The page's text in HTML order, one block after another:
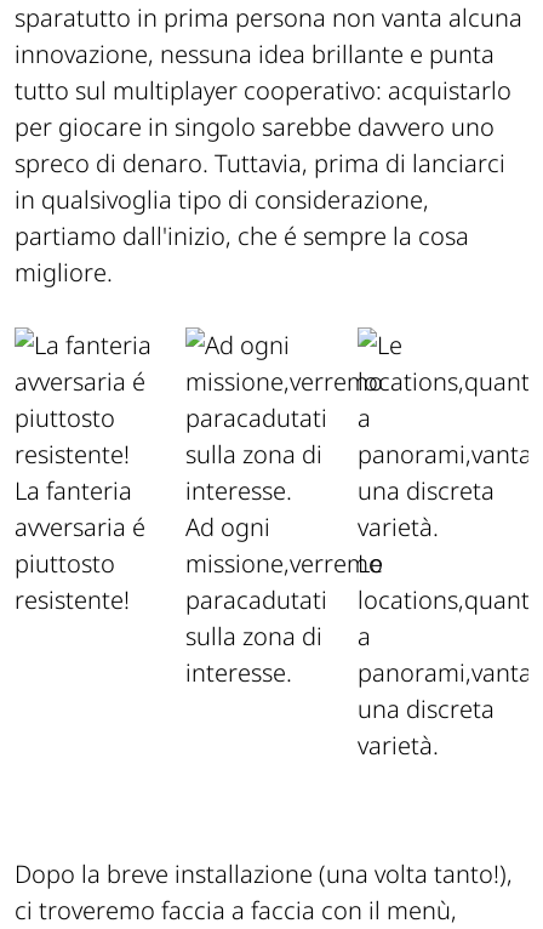
sparatutto in prima persona non vanta alcuna
innovazione, nessuna idea brillante e punta
tutto sul multiplayer cooperativo: acquistarlo
per giocare in singolo sarebbe davvero uno
spreco di denaro. Tuttavia, prima di lanciarci
in qualsivoglia tipo di considerazione,
partiamo dall'inizio, che é sempre la cosa
migliore.
La fanteria
avversaria é
piuttosto
resistente!
Ad ogni
missione,verremo
paracadutati
sulla zona di
interesse.
Le
locations,quanto
a
una discreta
varietà.
Dopo la breve installazione (una volta tanto!),
ci troveremo faccia a faccia con il menù,